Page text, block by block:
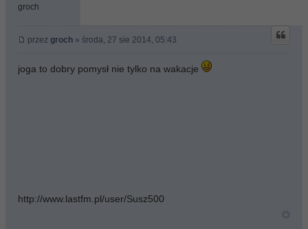
groch
przez groch » środa, 27 sie 2014, 05:43
joga to dobry pomysł nie tylko na wakacje
http://www.lastfm.pl/user/Susz500